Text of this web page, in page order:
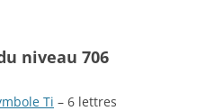
niveau 706
Ti – 6 lettres